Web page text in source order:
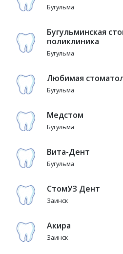
Бугульма
Бугульминская
поликлиника
Бугульма
Любимая
Бугульма
Медстом
Бугульма
Вита-Дент
Бугульма
СтомУЗ Дент
Заинск
Акира
Заинск